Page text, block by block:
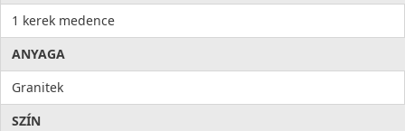
1 kerek medence
ANYAGA
Granitek
SZÍN